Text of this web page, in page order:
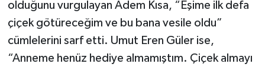
olduğunu vurgulayan Adem Kısa, “Eşime ilk defa
çiçek götüreceğim ve bu bana vesile oldu”
cümlelerini sarf etti. Umut Eren Güler ise,
“Anneme henüz hediye almamıştım. Çiçek almayı